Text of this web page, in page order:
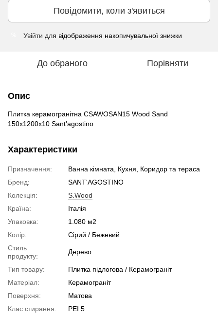
Повідомити, коли з'явиться
Увійти для відображення накопичувальної знижки
До обраного Порівняти
Опис
Плитка керамогранітна CSAWOSAN15 Wood Sand
150x1200x10 Sant'agostino
Характеристики
Призначення:
Ванна кімната, Кухня, Коридор та тераса
Бренд:
SANT'AGOSTINO
Колекція:
S.Wood
Країна:
Італія
Упаковка:
1.080 м2
Колір:
Сірий / Бежевий
Стиль
продукту:
Дерево
Тип товару:
Плитка підлогова / Керамограніт
Матеріал:
Керамограніт
Поверхня:
Матова
Клас стирання:
PEI 5